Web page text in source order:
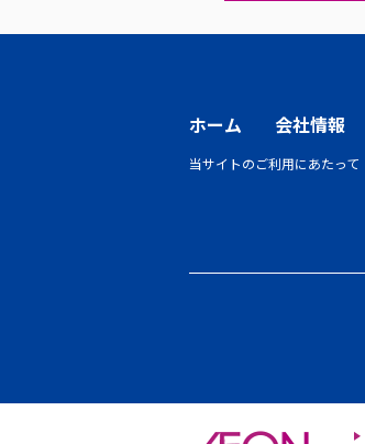
ホーム 会社情報
当サイトのご利用にあたって